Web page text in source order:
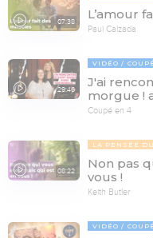
07:38
L’amour
Paul Calzada
29:46
VIDÉO
J'ai
morgue !
Coupé en 4
08:22
LA PENSÉE
Non pas
vous !
Keith Butler
VIDÉO